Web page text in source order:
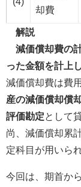
却費
解説
減価償却費の
った金額を計上
減価償却費は費
産の減価償却償
評価勘定 として
尚、減価償却累
定科目が用いら
今回は、期首か